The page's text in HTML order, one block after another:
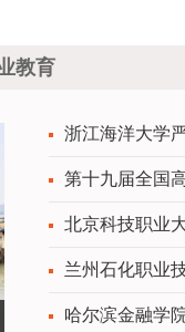
教育
浙江海洋大学
第十九届全国
北京科技职业
兰州石化职业
哈尔滨金融学